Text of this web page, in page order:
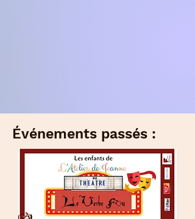
Événements passés :